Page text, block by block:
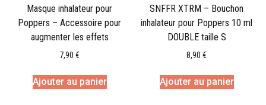
Masque inhalateur pour
Poppers – Accessoire pour
augmenter les effets
7,90 €
Ajouter au panier
SNFFR XTRM – Bouchon
inhalateur pour Poppers 10 ml
DOUBLE taille S
8,90 €
Ajouter au panier